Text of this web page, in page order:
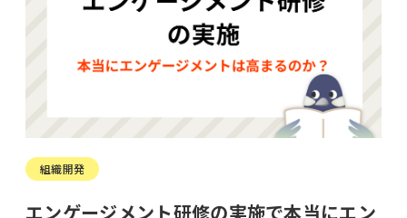
組織開発
エンゲージメント研修の実施で本当にエン